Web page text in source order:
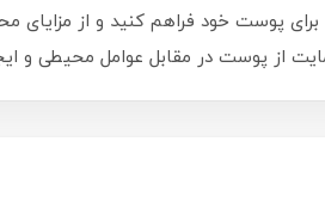
پوست خود فراهم کنید و از
از پوست در مقابل عوامل محیطی و